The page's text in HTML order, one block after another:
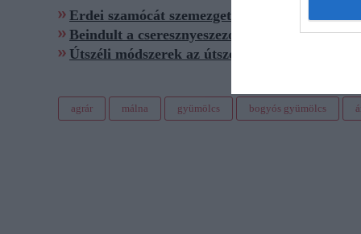
Erdei szamócát szemezgetnél? Vigyázz
Beindult a cseresznyeszezon: itt tartanak az
Útszéli módszerek az útszéli
agrár málna gyümölcs bogyós gyümölcs